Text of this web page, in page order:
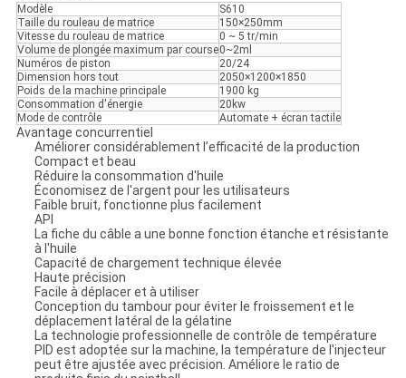
Modèle
S610
Taille du rouleau de matrice
150×250mm
Vitesse du rouleau de matrice
0 ~ 5 tr/min
Volume de plongée maximum par course0~2ml
Numéros de piston
20/24
Dimension hors tout
2050×1200×1850
Poids de la machine principale
1900 kg
Consommation d'énergie
20kw
Mode de contrôle
Automate + écran tactile
Avantage concurrentiel
Améliorer considérablement l’efficacité de la production
Compact et beau
Réduire la consommation d'huile
Économisez de l'argent pour les utilisateurs
Faible bruit, fonctionne plus facilement
API
La fiche du câble a une bonne fonction étanche et résistante
à l'huile
Capacité de chargement technique élevée
Haute précision
Facile à déplacer et à utiliser
Conception du tambour pour éviter le froissement et le
déplacement latéral de la gélatine
La technologie professionnelle de contrôle de température
PID est adoptée sur la machine, la température de l'injecteur
peut être ajustée avec précision. Améliore le ratio de